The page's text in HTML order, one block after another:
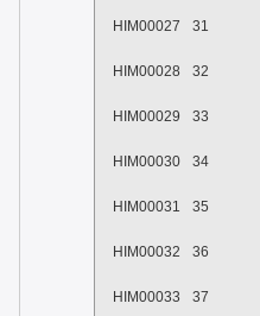
HIM00027 31
HIM00028 32
HIM00029 33
HIM00030 34
HIM00031 35
HIM00032 36
HIM00033 37